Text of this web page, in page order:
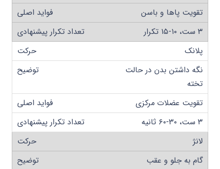
تقویت پاها و باسن
۳ ست، ۱۰-۱۵ تکرار
پلانک
نگه داشتن بدن در حالت
تخته
تقویت عضلات مرکزی
۳ ست، ۳۰-۶۰ ثانیه
لانژ
گام به جلو و عقب